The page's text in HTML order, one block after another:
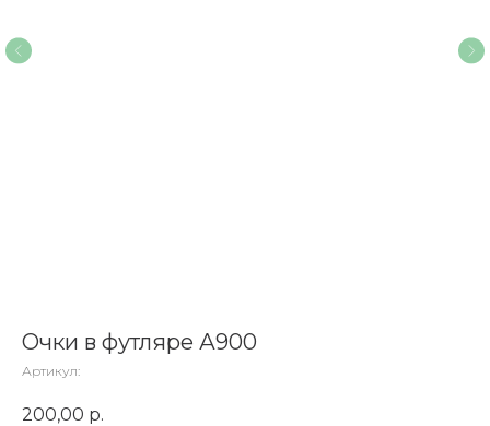
Очки в футляре А900
Артикул:
200,00 р.